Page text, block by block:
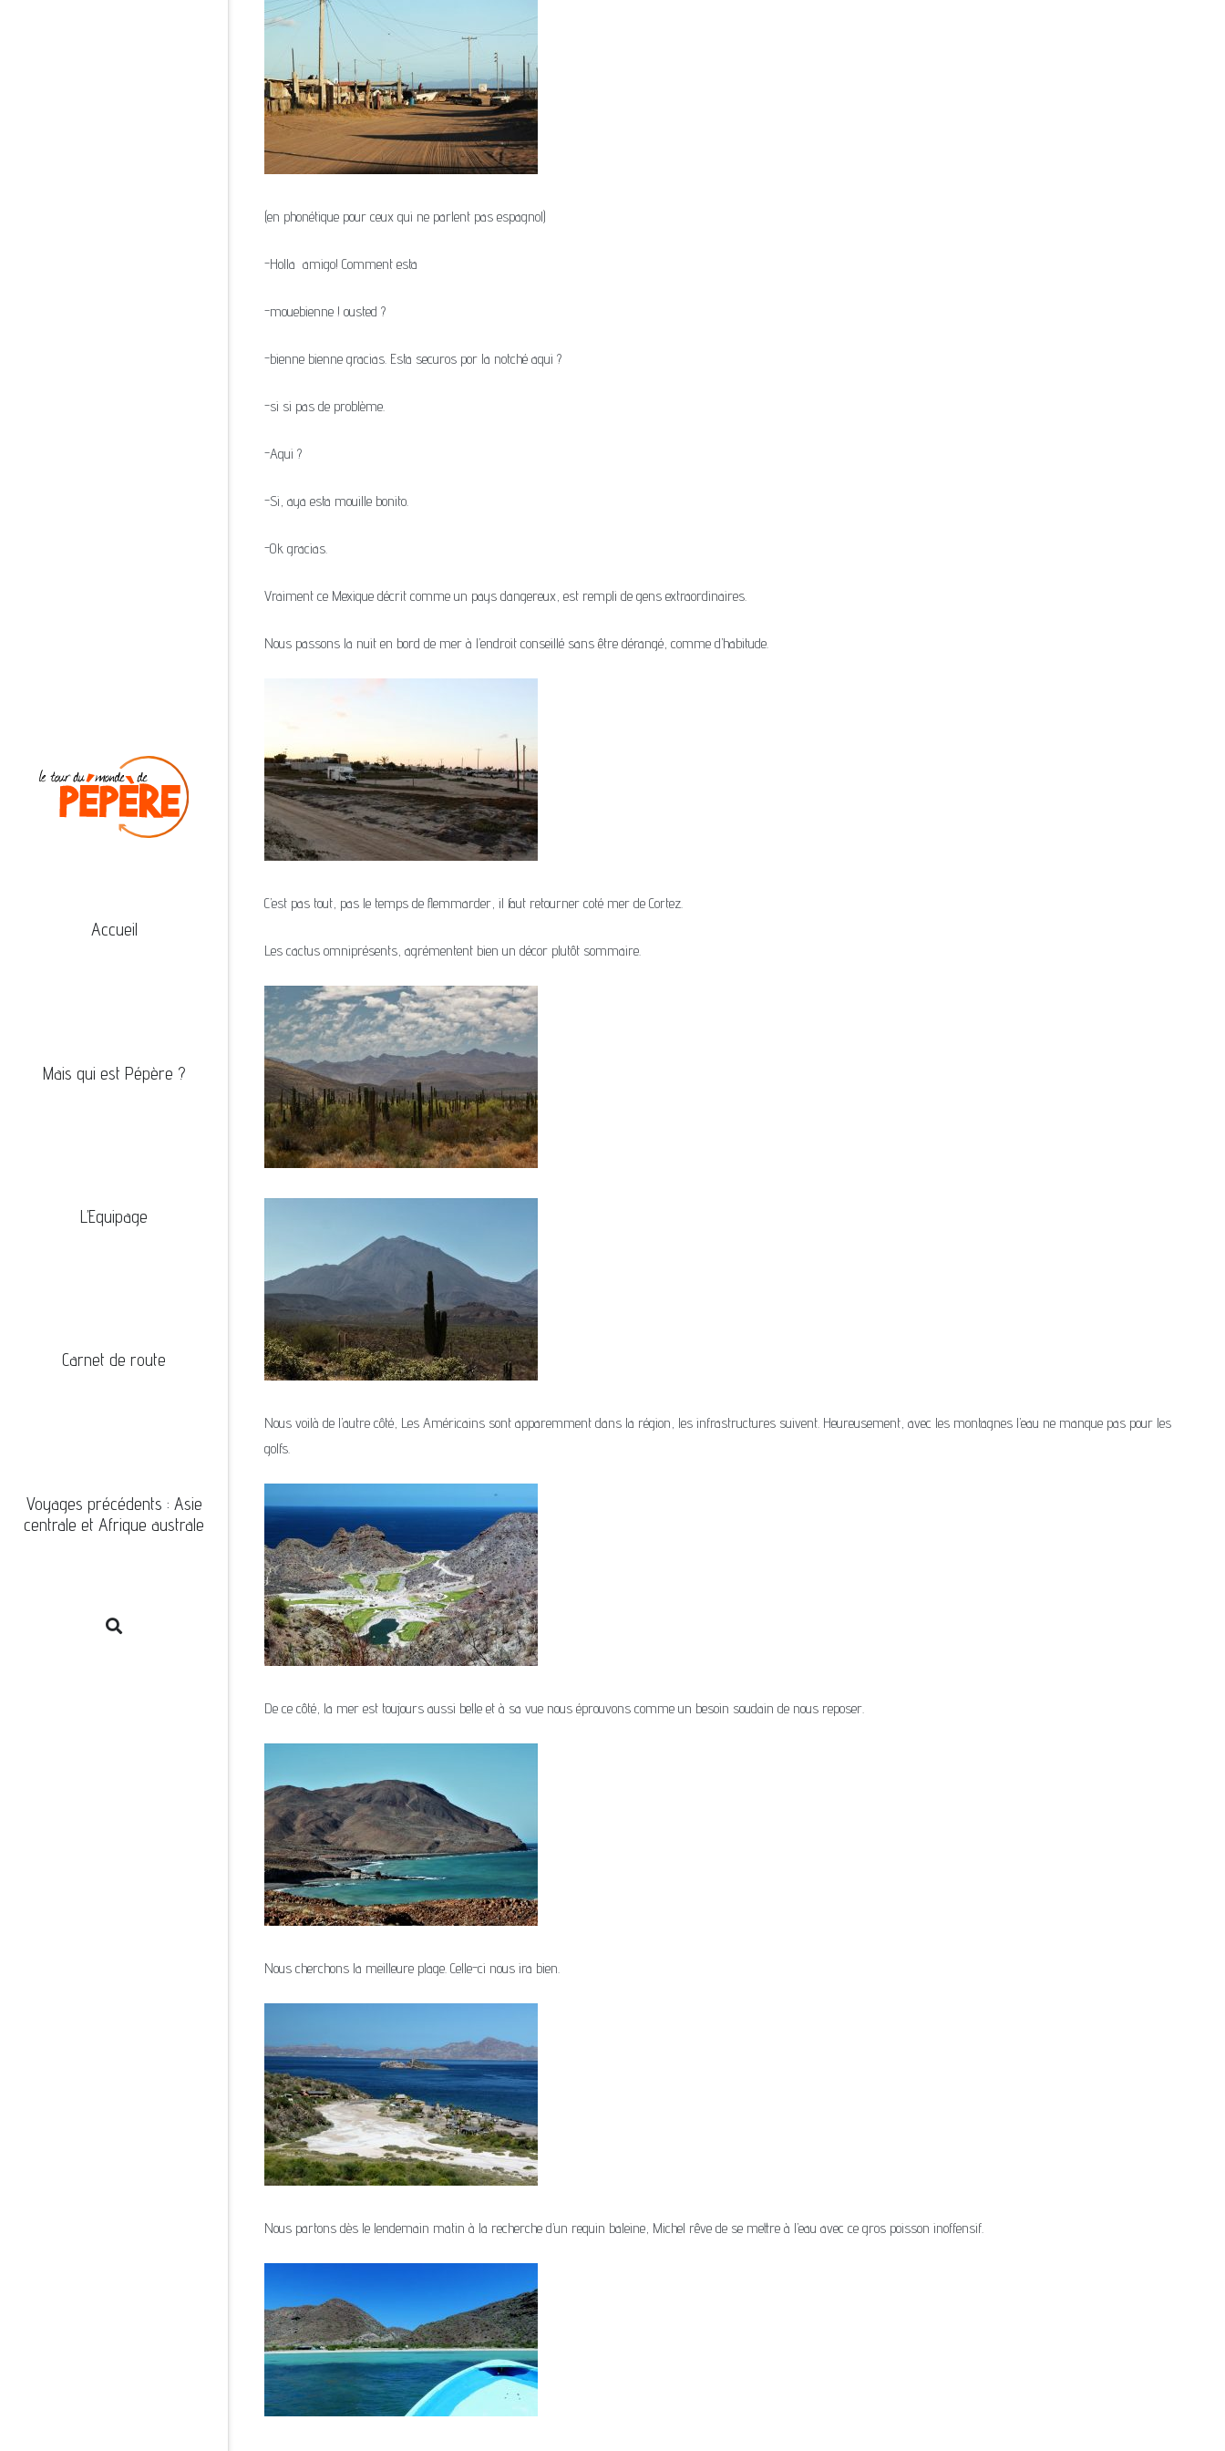
Accueil
Mais qui est Pépère ?
L’Equipage
Carnet de route
Voyages précédents : Asie
centrale et Afrique australe
(en phonétique pour ceux qui ne parlent pas espagnol)
-Holla amigo! Comment esta
-mouebienne ! ousted ?
-bienne bienne gracias. Esta securos por la notché aqui ?
-si si pas de problème.
-Aqui ?
-Si, aya esta mouille bonito.
-Ok gracias.
Vraiment ce Mexique décrit comme un pays dangereux, est rempli de gens extraordinaires.
Nous passons la nuit en bord de mer à l’endroit conseillé sans être dérangé, comme d’habitude.
C’est pas tout, pas le temps de flemmarder, il faut retourner coté mer de Cortez.
Les cactus omniprésents, agrémentent bien un décor plutôt sommaire.
Nous voilà de l’autre côté, Les Américains sont apparemment dans la région, les infrastructures suivent. Heureusement, avec les montagnes l’eau ne manque pas pour les
golfs.
De ce côté, la mer est toujours aussi belle et à sa vue nous éprouvons comme un besoin soudain de nous reposer.
Nous cherchons la meilleure plage. Celle-ci nous ira bien.
Nous partons dès le lendemain matin à la recherche d’un requin baleine, Michel rêve de se mettre à l’eau avec ce gros poisson inoffensif.